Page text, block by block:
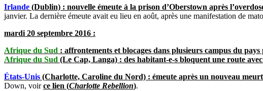
Irlande (Dublin) : nouvelle émeute à la prison d’Oberstown après
janvier. La dernière émeute avait eu lieu en août, après une manifestation de
mardi 20 septembre 2016 :
Afrique du Sud : affrontements et blocages dans plusieurs campus du
Afrique du Sud (Le Cap, Langa) : des habitant-e-s bloquent une route
États-Unis (Charlotte, Caroline du Nord) : émeute après un nouveau
Down, voirce lien (Charlotte Rebellion).